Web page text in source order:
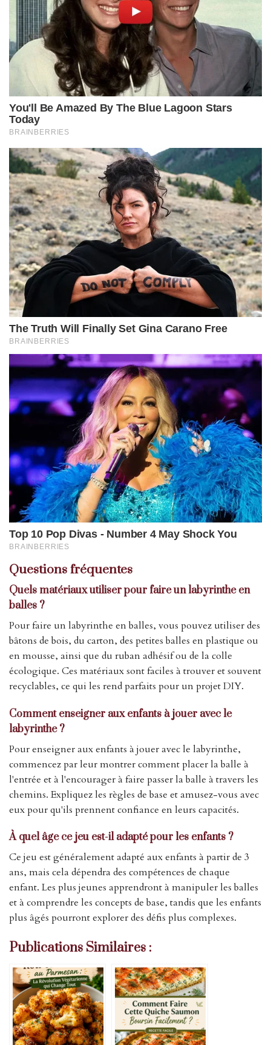
Questions fréquentes
Quels matériaux utiliser pour faire un labyrinthe en
balles ?
Pour faire un labyrinthe en balles, vous pouvez utiliser des
bâtons de bois, du carton, des petites balles en plastique ou
en mousse, ainsi que du ruban adhésif ou de la colle
écologique. Ces matériaux sont faciles à trouver et souvent
recyclables, ce qui les rend parfaits pour un projet DIY.
Comment enseigner aux enfants à jouer avec le
labyrinthe ?
Pour enseigner aux enfants à jouer avec le labyrinthe,
commencez par leur montrer comment placer la balle à
l'entrée et à l'encourager à faire passer la balle à travers les
chemins. Expliquez les règles de base et amusez-vous avec
eux pour qu'ils prennent confiance en leurs capacités.
À quel âge ce jeu est-il adapté pour les enfants ?
Ce jeu est généralement adapté aux enfants à partir de 3
ans, mais cela dépendra des compétences de chaque
enfant. Les plus jeunes apprendront à manipuler les balles
et à comprendre les concepts de base, tandis que les enfants
plus âgés pourront explorer des défis plus complexes.
Publications Similaires :